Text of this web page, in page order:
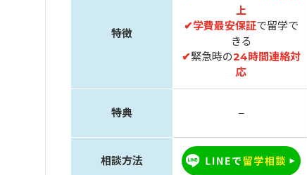
特徴
上
✔学費最安保証で留学で
きる
✔緊急時の24時間連絡対
応
特典 –
相談方法